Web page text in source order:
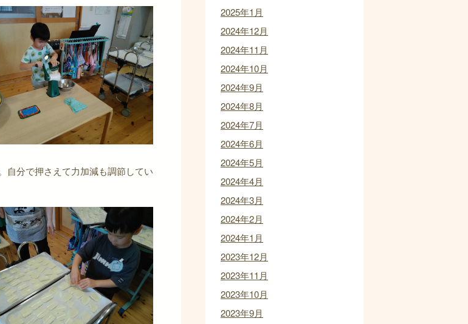
自分で押さえて力加減も調節してい
2025年1月
2024年12月
2024年11月
2024年10月
2024年9月
2024年8月
2024年7月
2024年6月
2024年5月
2024年4月
2024年3月
2024年2月
2024年1月
2023年12月
2023年11月
2023年10月
2023年9月